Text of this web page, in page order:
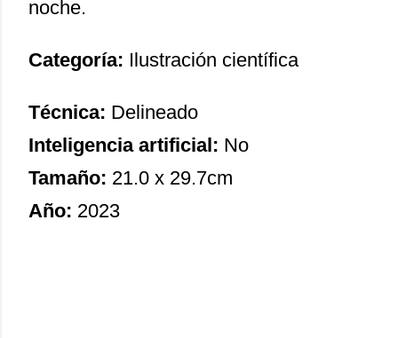
noche.
Categoría: Ilustración científica
Técnica: Delineado
Inteligencia artificial: No
Tamaño: 21.0 x 29.7cm
Año: 2023